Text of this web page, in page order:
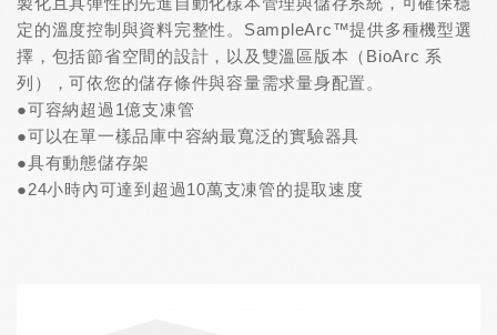
定的溫度控制與資料完整性。SampleArc™提供多種機型選
擇，包括節省空間的設計，以及雙溫區版本（BioArc 系
列），可依您的儲存條件與容量需求量身配置。
●可容納超過1億支凍管
●可以在單一樣品庫中容納最寬泛的實驗器具
●具有動態儲存架
●24小時內可達到超過10萬支凍管的提取速度